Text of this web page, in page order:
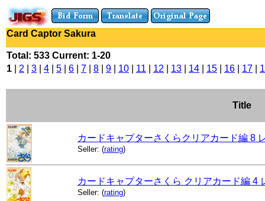
Card Captor Sakura
Total: 533 Current: 1-20
1
2 3 4 5 6 7 8 9 10 11 12 13 14 15 16 17
Title
カードキャプターさくらクリアカード編 8
Seller: (rating)
カードキャプターさくら クリアカード編 4
Seller: (rating)